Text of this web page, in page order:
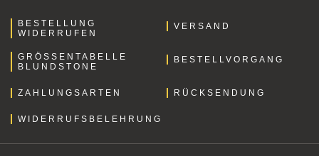
BESTELLUNG
WIDERRUFEN
VERSAND
GRÖSSENTABELLE B
LUNDSTONE
BESTELLVORGANG
ZAHLUNGSARTEN RÜCKSENDUNG
WIDERRUFSBELEHRUNG